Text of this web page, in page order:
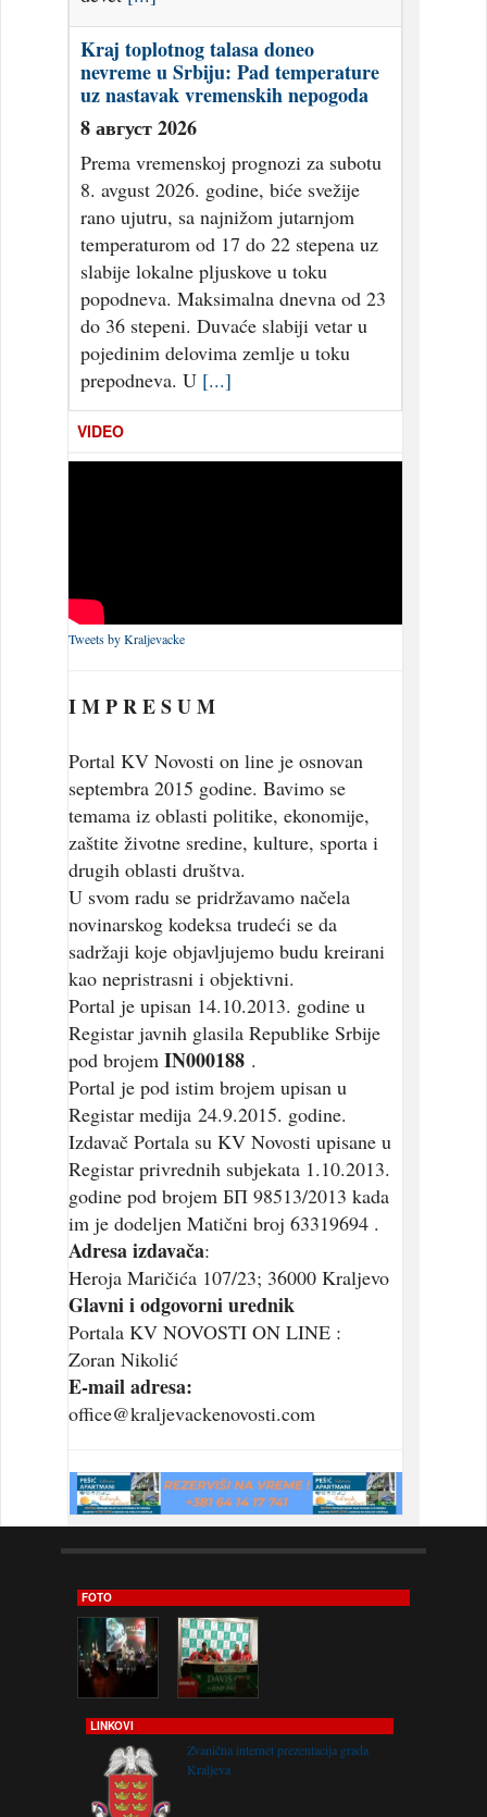
Kraj toplotnog talasa doneo
nevreme u Srbiju: Pad temperature
uz nastavak vremenskih nepogoda
8 август 2026
Prema vremenskoj prognozi za subotu
8. avgust 2026. godine, biće svežije
rano ujutru, sa najnižom jutarnjom
temperaturom od 17 do 22 stepena uz
slabije lokalne pljuskove u toku
popodneva. Maksimalna dnevna od 23
do 36 stepeni. Duvaće slabiji vetar u
pojedinim delovima zemlje u toku
prepodneva. U [...]
VIDEO
Tweets by Kraljevacke
I M P R E S U M
Portal KV Novosti on line je osnovan
septembra 2015 godine. Bavimo se
temama iz oblasti politike, ekonomije,
zaštite životne sredine, kulture, sporta i
drugih oblasti društva.
U svom radu se pridržavamo načela
novinarskog kodeksa trudeći se da
sadržaji koje objavljujemo budu kreirani
kao nepristrasni i objektivni.
Portal je upisan 14.10.2013. godine u
Registar javnih glasila Republike Srbije
pod brojemIN000188 .
Portal je pod istim brojem upisan u
Registar medija 24.9.2015. godine.
Izdavač Portala su KV Novosti upisane u
Registar privrednih subjekata 1.10.2013.
godine pod brojem БП 98513/2013 kada
im je dodeljen Matični broj 63319694 .
Adresa izdavača:
Heroja Maričića 107/23; 36000 Kraljevo
Glavni i odgovorni urednik
Portala KV NOVOSTI ON LINE :
Zoran Nikolić
E-mail adresa:
office@kraljevackenovosti.com
FOTO
LINKOVI
Zvanična internet prezentacija grada
Kraljeva